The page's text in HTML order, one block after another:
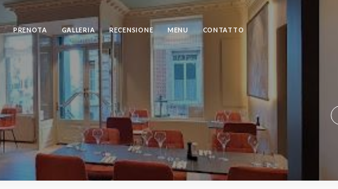
PRENOTA GALLERIA RECENSIONE MENU CONTATTO